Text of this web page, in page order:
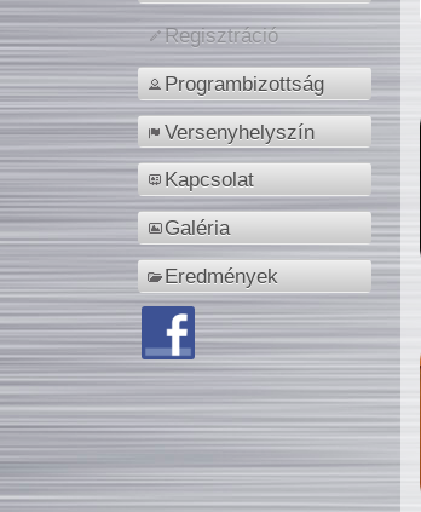
Regisztráció
Programbizottság
Versenyhelyszín
Kapcsolat
Galéria
Eredmények